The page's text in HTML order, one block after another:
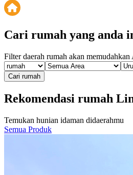
Cari rumah yang anda
Filter daerah rumah akan memudahkan
Cari rumah
Rekomendasi rumah
Temukan hunian idaman didaerahmu
Semua Produk